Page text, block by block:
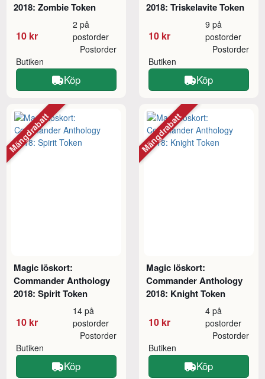
2018: Zombie Token
10 kr
2 på
postorder
Butiken
Postorder
Köp
2018: Triskelavite Token
10 kr
9 på
postorder
Butiken
Postorder
Köp
Magic löskort:
Commander Anthology
2018: Spirit Token
10 kr
14 på
postorder
Butiken
Postorder
Köp
Mängdrabatt
Magic löskort:
Commander Anthology
2018: Knight Token
10 kr
4 på
postorder
Butiken
Postorder
Köp
Mängdrabatt